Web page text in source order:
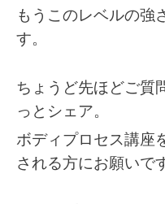
もうこのレベルの強
す。
ちょうど先ほどご質
っとシェア。
ボディプロセス講座
される方にお願いで